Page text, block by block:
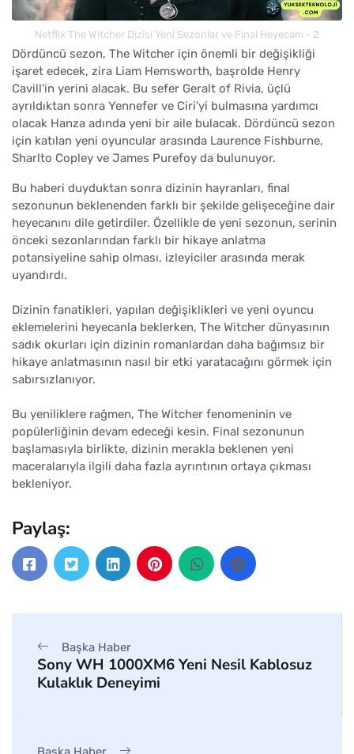
Netflix The Witcher Dizisi Yeni Sezonlar ve Final Heyecanı - 2
Dördüncü sezon, The Witcher için önemli bir değişikliği
işaret edecek, zira Liam Hemsworth, başrolde Henry
Cavill'in yerini alacak. Bu sefer Geralt of Rivia, üçlü
ayrıldıktan sonra Yennefer ve Ciri'yi bulmasına yardımcı
olacak Hanza adında yeni bir aile bulacak. Dördüncü sezon
için katılan yeni oyuncular arasında Laurence Fishburne,
Sharlto Copley ve James Purefoy da bulunuyor.
Bu haberi duyduktan sonra dizinin hayranları, final
sezonunun beklenenden farklı bir şekilde gelişeceğine dair
heyecanını dile getirdiler. Özellikle de yeni sezonun, serinin
önceki sezonlarından farklı bir hikaye anlatma
potansiyeline sahip olması, izleyiciler arasında merak
uyandırdı.
Dizinin fanatikleri, yapılan değişiklikleri ve yeni oyuncu
eklemelerini heyecanla beklerken, The Witcher dünyasının
sadık okurları için dizinin romanlardan daha bağımsız bir
hikaye anlatmasının nasıl bir etki yaratacağını görmek için
sabırsızlanıyor.
Bu yeniliklere rağmen, The Witcher fenomeninin ve
popülerliğinin devam edeceği kesin. Final sezonunun
başlamasıyla birlikte, dizinin merakla beklenen yeni
maceralarıyla ilgili daha fazla ayrıntının ortaya çıkması
bekleniyor.
Paylaş:
Başka Haber
Sony WH 1000XM6 Yeni Nesil Kablosuz
Kulaklık Deneyimi